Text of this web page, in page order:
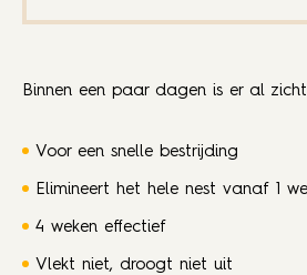
Binnen een paar dagen is er al
Voor een snelle bestrijding
Elimineert het hele nest vanaf 1
4 weken effectief
Vlekt niet, droogt niet uit